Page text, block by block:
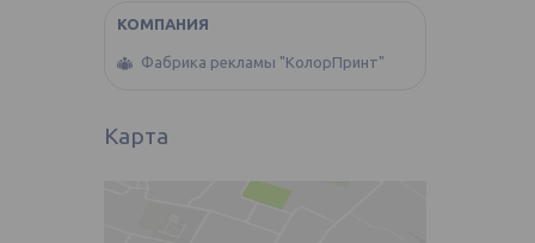
Фабрика рекламы "КолорПринт"
Карта